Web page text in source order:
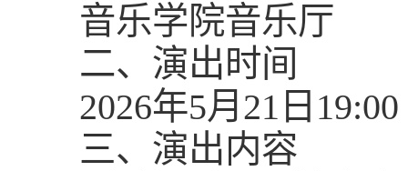
音乐学院音乐厅
二、演出时间
2026年5月21日19:00
三、演出内容